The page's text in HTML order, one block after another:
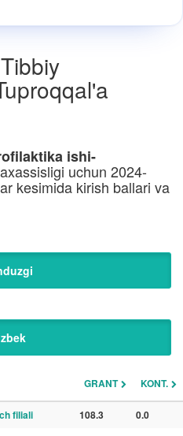
ishi-
uchun 2024-
kesimida kirish ballari va
GRANT KONT.
filiali 108.3 0.0